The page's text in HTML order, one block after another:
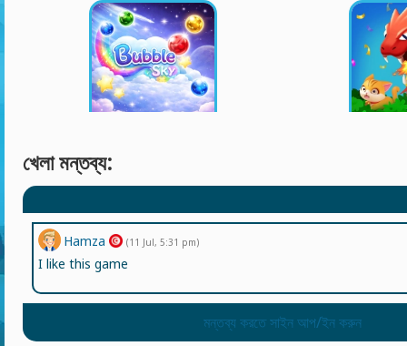
খেলা মন্তব্য:
Hamza (11 Jul, 5:31 pm)
I like this game
মন্তব্য করতে সাইন আপ/ইন করুন